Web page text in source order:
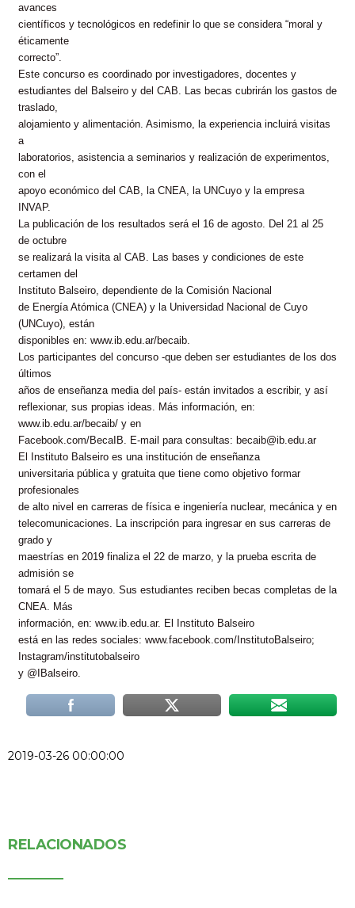
avances
científicos y tecnológicos en redefinir lo que se considera “moral y
éticamente
correcto”.
Este concurso es coordinado por investigadores, docentes y
estudiantes del Balseiro y del CAB. Las becas cubrirán los gastos de
traslado,
alojamiento y alimentación. Asimismo, la experiencia incluirá visitas
a
laboratorios, asistencia a seminarios y realización de experimentos,
con el
apoyo económico del CAB, la CNEA, la UNCuyo y la empresa
INVAP.
La publicación de los resultados será el 16 de agosto. Del 21 al 25
de octubre
se realizará la visita al CAB. Las bases y condiciones de este
certamen del
Instituto Balseiro, dependiente de la Comisión Nacional
de Energía Atómica (CNEA) y la Universidad Nacional de Cuyo
(UNCuyo), están
disponibles en: www.ib.edu.ar/becaib.
Los participantes del concurso -que deben ser estudiantes de los dos
últimos
años de enseñanza media del país- están invitados a escribir, y así
reflexionar, sus propias ideas. Más información, en:
www.ib.edu.ar/becaib/ y en
Facebook.com/BecaIB. E-mail para consultas: becaib@ib.edu.ar
El Instituto Balseiro es una institución de enseñanza
universitaria pública y gratuita que tiene como objetivo formar
profesionales
de alto nivel en carreras de física e ingeniería nuclear, mecánica y en
telecomunicaciones. La inscripción para ingresar en sus carreras de
grado y
maestrías en 2019 finaliza el 22 de marzo, y la prueba escrita de
admisión se
tomará el 5 de mayo. Sus estudiantes reciben becas completas de la
CNEA. Más
información, en: www.ib.edu.ar. El Instituto Balseiro
está en las redes sociales: www.facebook.com/InstitutoBalseiro;
Instagram/institutobalseiro
y @IBalseiro.
2019-03-26 00:00:00
RELACIONADOS